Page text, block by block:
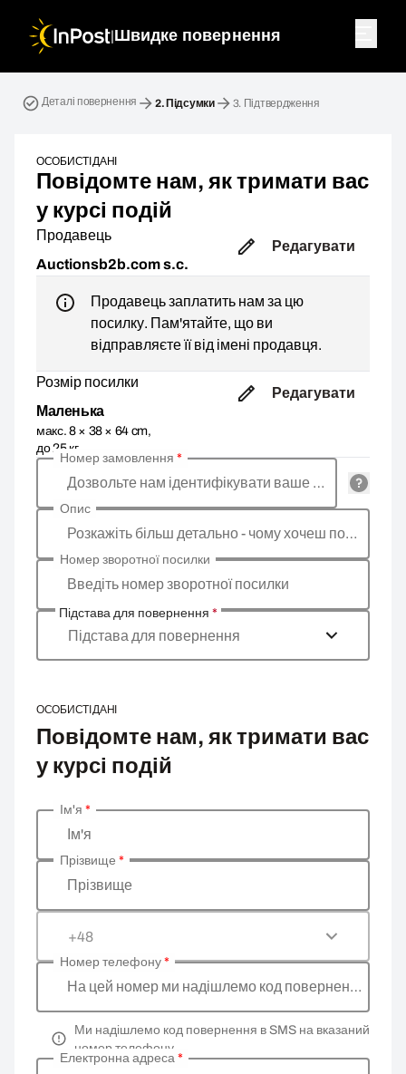
| Швидке повернення
Деталі повернення 2. Підсумки 3. Підтвердження
ОСОБИСТІ ДАНІ
Повідомте нам, як тримати вас
у курсі подій
Продавець
Auctionsb2b.com s.c.
Редагувати
Продавець заплатить нам за цю
посилку. Пам'ятайте, що ви
відправляєте її від імені продавця.
Розмір посилки
Маленька
макс. 8 × 38 × 64 cm,
до 25 кг
Редагувати
Дозвольте нам ідентифікувати ваше замовлення
Номер замовлення *
Розкажіть більш детально - чому хочеш повернути товар, яка причина?
Опис
Введіть номер зворотної посилки
Номер зворотної посилки
Підстава для повернення *
Підстава для повернення
ОСОБИСТІ ДАНІ
Повідомте нам, як тримати вас
у курсі подій
Введіть ваші особисті дані
Ім'я
Ім'я *
Прізвище
Прізвище *
+48
На цей номер ми надішлемо код повернення
Номер телефону*
Ми надішлемо код повернення в SMS на вказаний
номер телефону
Електронна адреса*